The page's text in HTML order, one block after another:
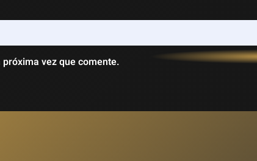
vez que comente.